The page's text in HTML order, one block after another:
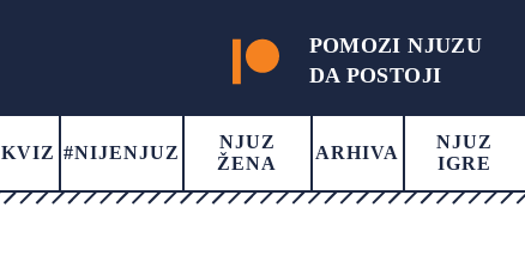
POMOZI NJUZU
DA POSTOJI
KVIZ #NIJENJUZ
NJUZ
ŽENA
ARHIVA
NJUZ
IGRE